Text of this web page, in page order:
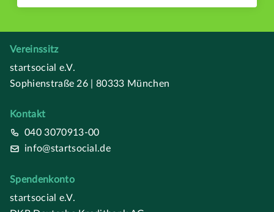
Vereinssitz
startsocial e.V.
Sophienstraße 26 | 80333 München
Kontakt
040 3070913-00
info@startsocial.de
Spendenkonto
startsocial e.V.